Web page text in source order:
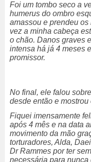
Foi um tombo seco a
humerus do ombro
amassou e prendeu
vez a minha cabeça
o chão. Danos graves
intensa há já 4 meses
promissor.
No final, ele falou
desde então e
Fiquei imensamente
após 4 mês e na data
movimento da mão
torturadores, Alda,
Dr Rammes por ter
necessária para nunca